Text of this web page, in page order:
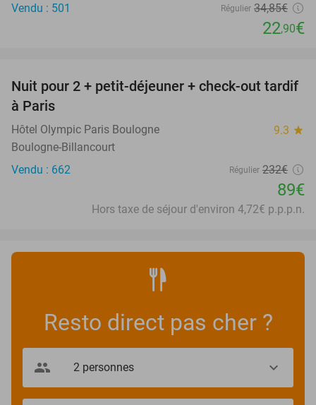
Vendu : 501
Régulier 34,85€
22,90€
62%
Nuit pour 2 + petit-déjeuner + check-out tardif
à Paris
Hôtel Olympic Paris Boulogne 9.3 star
Boulogne-Billancourt
Vendu : 662
Régulier 232€
89€
Hors taxe de séjour d'environ 4,72€ p.p.p.n.
Resto direct pas cher ?